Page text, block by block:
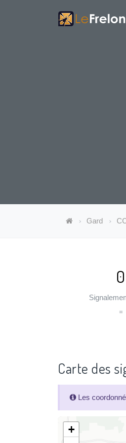
Gard
0
=
Carte des
Les
+